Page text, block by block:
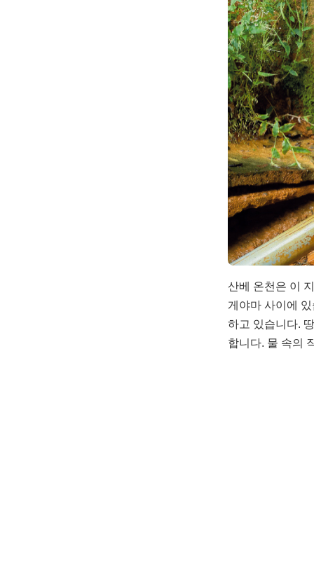
산베 온천은 이
게야마 사이에
하고 있습니다.
합니다. 물 속의